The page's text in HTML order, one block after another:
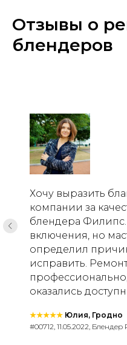
Отзывы о
блендеров
Хочу выразить
компании за
блендера
включения, но
определил
исправить.
оказались
★★★★★ Юлия, Гродно
#00712, 11.05.2022, Блендер